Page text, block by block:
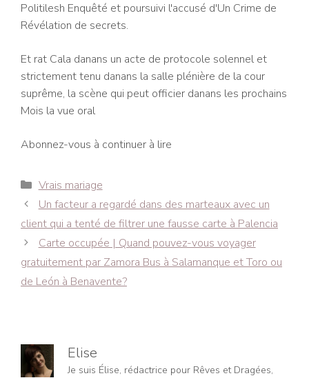
Politilesh Enquêté et poursuivi l'accusé d'Un Crime de
Révélation de secrets.
Et rat Cala danans un acte de protocole solennel et
strictement tenu danans la salle plénière de la cour
suprême, la scène qui peut officier danans les prochains
Mois la vue oral
Abonnez-vous à continuer à lire
Catégories
Vrais mariage
Navigation
des
articles
Un facteur a regardé dans des marteaux avec un
client qui a tenté de filtrer une fausse carte à Palencia
Carte occupée | Quand pouvez-vous voyager
gratuitement par Zamora Bus à Salamanque et Toro ou
de León à Benavente?
Elise
Je suis Élise, rédactrice pour Rêves et Dragées,